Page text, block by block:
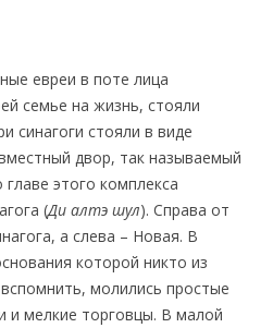
евреи в поте лица
семье на жизнь, стояли
синагоги стояли в виде
двор, так называемый
этого комплекса
(Ди алтэ шул). Справа от
а слева – Новая. В
которой никто из
молились простые
и мелкие торговцы. В малой